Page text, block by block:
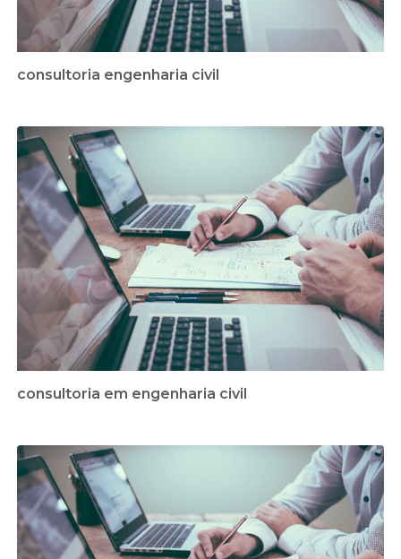
consultoria engenharia civil
consultoria em engenharia civil